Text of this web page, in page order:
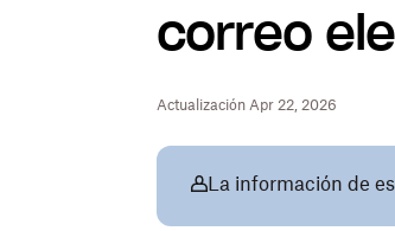
correo
Actualización Apr 22, 2026
La información de